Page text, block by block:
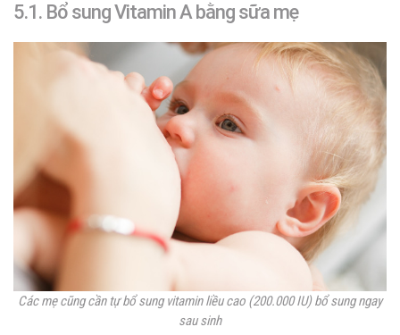
5.1. Bổ sung Vitamin A bằng sữa mẹ
Các mẹ cũng cần tự bổ sung vitamin liều cao (200.000 IU) bổ sung ngay
sau sinh